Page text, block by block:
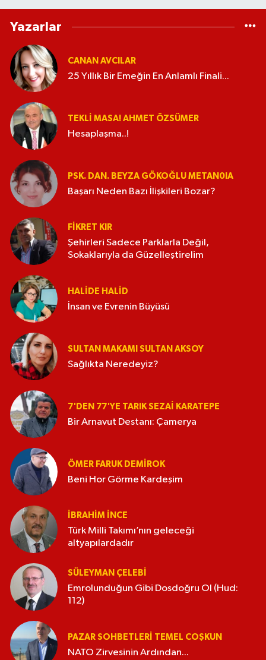
Yazarlar
CANAN AVCILAR
25 Yıllık Bir Emeğin En Anlamlı Finali...
TEKLI MASA! AHMET ÖZSÜMER
Hesaplaşma..!
PSK. DAN. BEYZA GÖKOĞLU METAN0IA
Başarı Neden Bazı İlişkileri Bozar?
FIKRET KIR
Şehirleri Sadece Parklarla Değil,
Sokaklarıyla da Güzelleştirelim
HALIDE HALID
İnsan ve Evrenin Büyüsü
SULTAN MAKAMI SULTAN AKSOY
Sağlıkta Neredeyiz?
7'DEN 77'YE TARIK SEZAI KARATEPE
Bir Arnavut Destanı: Çamerya
ÖMER FARUK DEMIROK
Beni Hor Görme Kardeşim
İBRAHIM İNCE
Türk Milli Takımı’nın geleceği
altyapılardadır
SÜLEYMAN ÇELEBI
Emrolunduğun Gibi Dosdoğru Ol (Hud:
112)
PAZAR SOHBETLERI TEMEL COŞKUN
NATO Zirvesinin Ardından...